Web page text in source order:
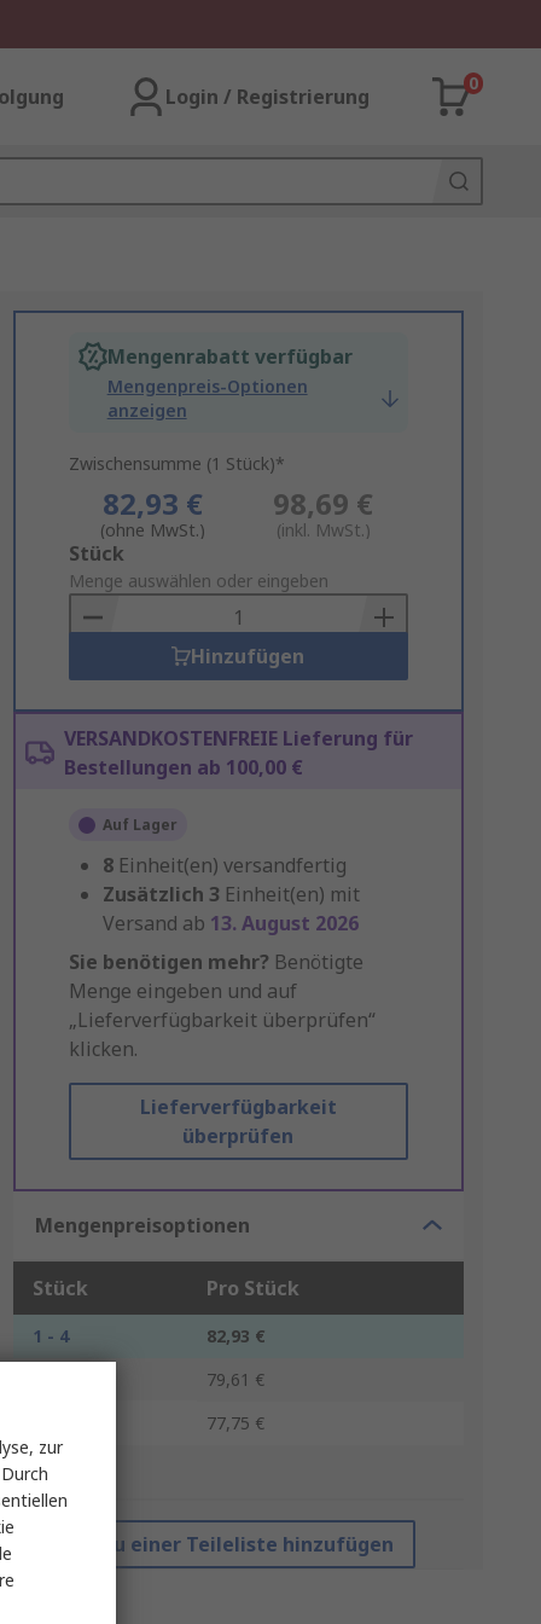
Login / Registrierung
0
Mengenrabatt verfügbar
Mengenpreis-Optionen
anzeigen
Zwischensumme (1 Stück)*
82,93 €
(ohne MwSt.)
98,69 €
(inkl. MwSt.)
Add
to
Basket
Stück
Menge auswählen oder eingeben
Hinzufügen
VERSANDKOSTENFREIE Lieferung für
Bestellungen ab 100,00 €
Auf Lager
8 Einheit(en) versandfertig
Zusätzlich 3 Einheit(en) mit
Versand ab 13. August 2026
Sie benötigen mehr? Benötigte
Menge eingeben und auf
„Lieferverfügbarkeit überprüfen“
klicken.
Lieferverfügbarkeit
überprüfen
Mengenpreisoptionen
Stück Pro Stück
1 - 4
82,93 €
79,61 €
77,75 €
*Richtpreis
Zu einer Teileliste hinzufügen
zur